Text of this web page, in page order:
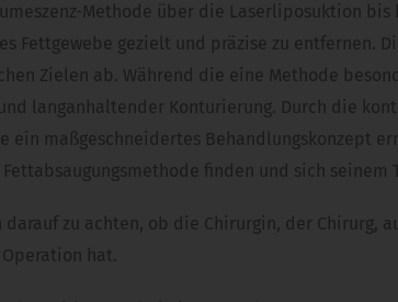
Methode über die Laserliposuktion
Fettgewebe gezielt und präzise zu entfernen.
Zielen ab. Während die eine Methode
langanhaltender Konturierung. Durch die
ein maßgeschneidertes Behandlungskonzept
finden und sich
darauf zu achten, ob die Chirurgin, der Chirurg,
hat.